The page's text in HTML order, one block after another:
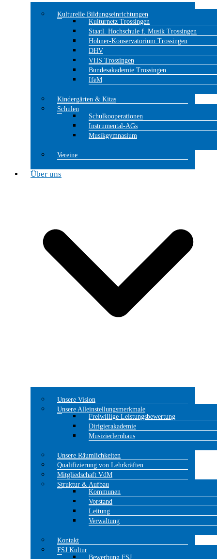
Kulturelle Bildungseinrichtungen
Kulturnetz Trossingen
Staatl. Hochschule f. Musik Trossingen
Hohner-Konservatorium Trossingen
DHV
VHS Trossingen
Bundesakademie Trossingen
IfeM
Kindergärten & Kitas
Schulen
Schulkooperationen
Instrumental-AGs
Musikgymnasium
Vereine
Über uns
Unsere Vision
Unsere Alleinstellungsmerkmale
Freiwillige Leistungsbewertung
Dirigierakademie
Musizierlernhaus
Unsere Räumlichkeiten
Qualifizierung von Lehrkräften
Mitgliedschaft VdM
Struktur & Aufbau
Kommunen
Vorstand
Leitung
Verwaltung
Kontakt
FSJ Kultur
Bewerbung FSJ